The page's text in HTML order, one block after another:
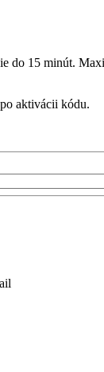
do 15 minút.
aktivácii kódu.